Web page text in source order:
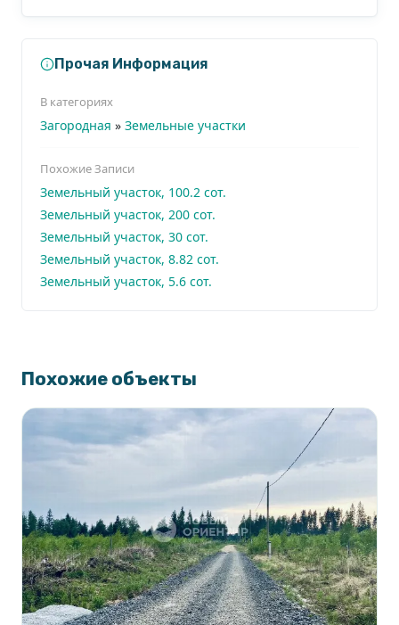
Прочая Информация
В категориях
Загородная » Земельные участки
Похожие Записи
Земельный участок, 100.2 сот.
Земельный участок, 200 сот.
Земельный участок, 30 сот.
Земельный участок, 8.82 сот.
Земельный участок, 5.6 сот.
Похожие объекты